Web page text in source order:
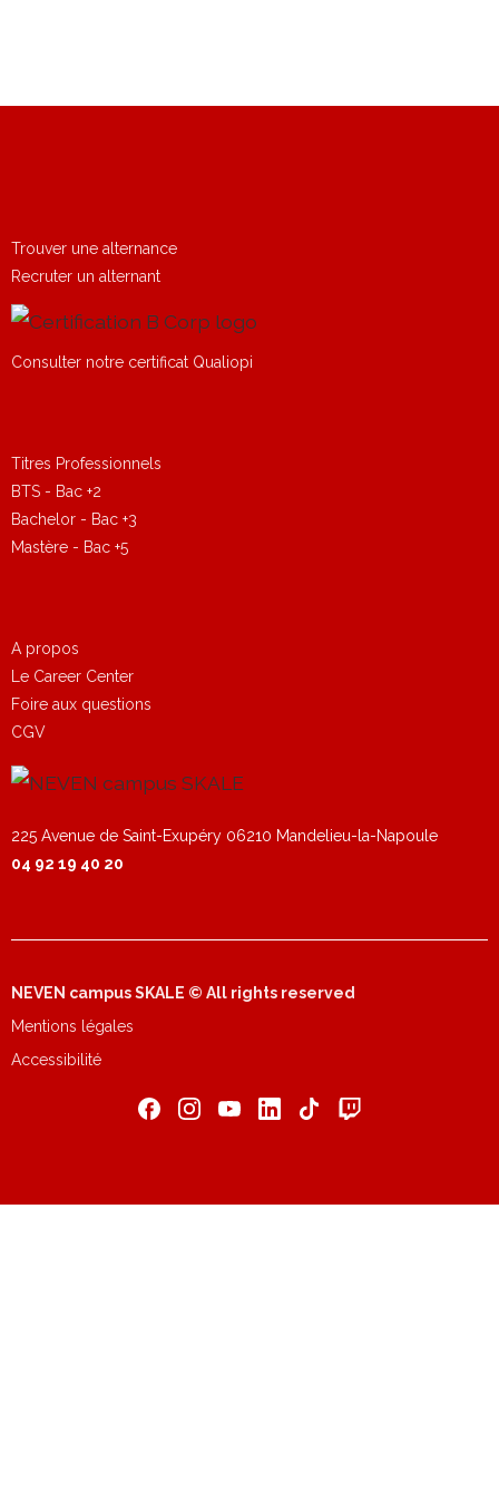
Trouver une alternance
Recruter un alternant
Consulter notre certificat Qualiopi
Titres Professionnels
BTS - Bac +2
Bachelor - Bac +3
Mastère - Bac +5
A propos
Le Career Center
Foire aux questions
CGV
NEVEN campus SKALE © All rights reserved
Mentions légales
Accessibilité